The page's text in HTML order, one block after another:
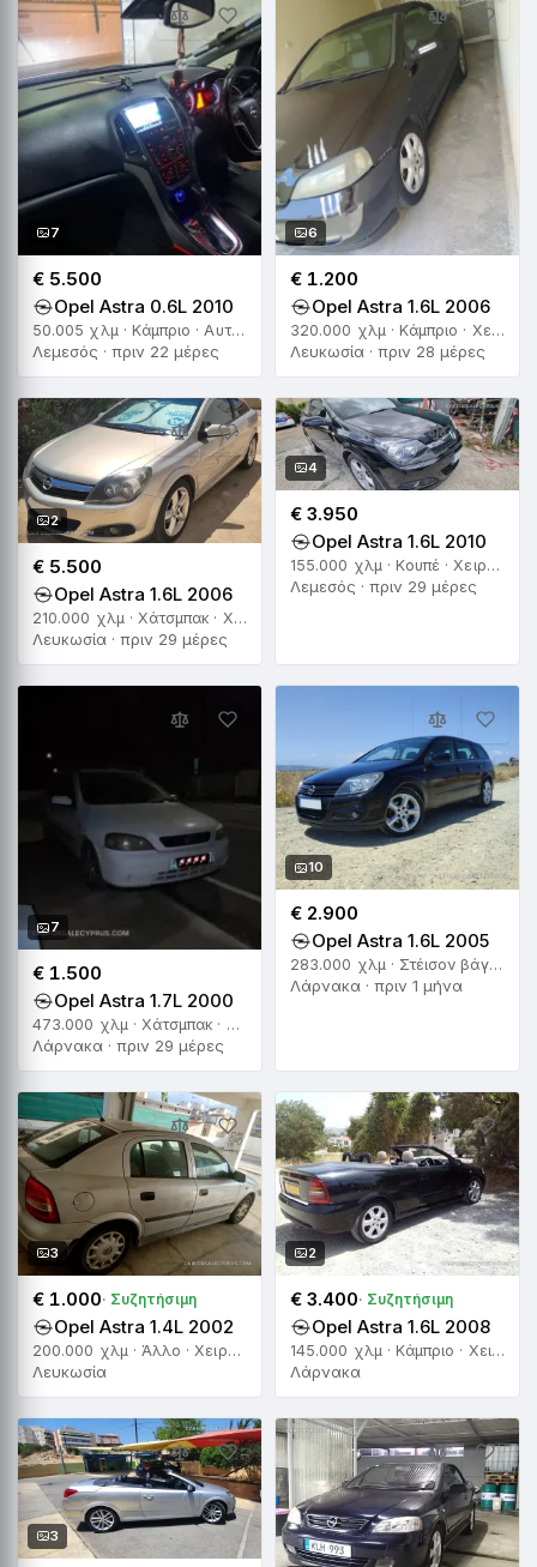
7
€ 5.500
Opel Astra 0.6L 2010
50.005 χλμ · Κάμπριο · Αυτόματο
Λεμεσός · πριν 22 μέρες
6
€ 1.200
Opel Astra 1.6L 2006
320.000 χλμ · Κάμπριο · Χειροκίνητο
Λευκωσία · πριν 28 μέρες
2
€ 5.500
Opel Astra 1.6L 2006
210.000 χλμ · Χάτσμπακ · Χειροκίνητο
Λευκωσία · πριν 29 μέρες
4
€ 3.950
Opel Astra 1.6L 2010
155.000 χλμ · Κουπέ · Χειροκίνητο
Λεμεσός · πριν 29 μέρες
7
€ 1.500
Opel Astra 1.7L 2000
473.000 χλμ · Χάτσμπακ · Χειροκίνητο
Λάρνακα · πριν 29 μέρες
10
€ 2.900
Opel Astra 1.6L 2005
283.000 χλμ · Στέισον βάγκον · Αυτόματο
Λάρνακα · πριν 1 μήνα
3
€ 1.000· Συζητήσιμη
Opel Astra 1.4L 2002
200.000 χλμ · Άλλο · Χειροκίνητο
Λευκωσία
2
€ 3.400· Συζητήσιμη
Opel Astra 1.6L 2008
145.000 χλμ · Κάμπριο · Χειροκίνητο
Λάρνακα
3